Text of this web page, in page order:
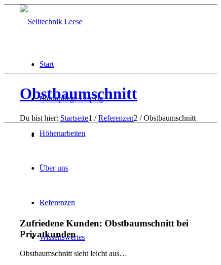
Start
Baumpflege Leipzig
Höhenarbeiten
Über uns
Referenzen
Wissenswertes
Obstbaumschnitt
Du bist hier: Startseite1 / Referenzen2 / Obstbaumschnitt
Zufriedene Kunden: Obstbaumschnitt bei
Privatkunden
Obstbaumschnitt sieht leicht aus…